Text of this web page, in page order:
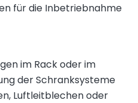
für die Inbetriebnahme
im Rack oder im
der Schranksysteme
Luftleitblechen oder